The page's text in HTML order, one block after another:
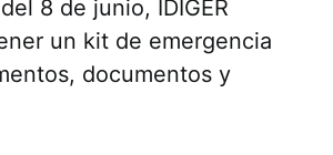
8 de junio, IDIGER
un kit de emergencia
documentos y